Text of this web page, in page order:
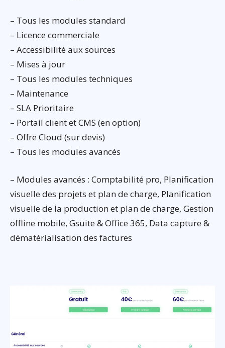
– Tous les modules standard
– Licence commerciale
– Accessibilité aux sources
– Mises à jour
– Tous les modules techniques
– Maintenance
– SLA Prioritaire
– Portail client et CMS (en option)
– Offre Cloud (sur devis)
– Tous les modules avancés
– Modules avancés : Comptabilité pro, Planification
visuelle des projets et plan de charge, Planification
visuelle de la production et plan de charge, Gestion
offline mobile, Gsuite & Office 365, Data capture &
dématérialisation des factures